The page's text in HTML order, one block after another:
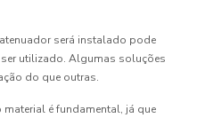
será instalado pode
utilizado. Algumas soluções
do que outras.
é fundamental, já que